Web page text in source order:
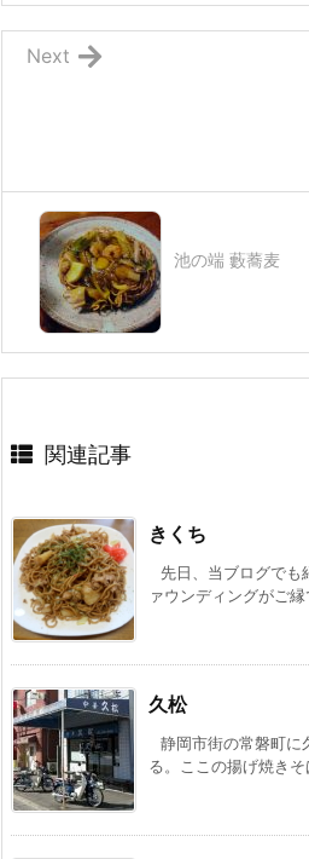
Next
池の端 藪蕎麦
関連記事
きくち
先日、当ブログでも
ァウンディングがご
久松
静岡市街の常磐町に
る。ここの揚げ焼き